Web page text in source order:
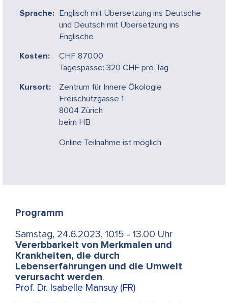
Sprache:
Englisch mit Übersetzung ins Deutsche
und Deutsch mit Übersetzung ins
Englische
Kosten:
CHF 870.00
Tagespässe: 320 CHF pro Tag
Kursort:
Zentrum für Innere Ökologie
Freischützgasse 1
8004 Zürich
beim HB
Online Teilnahme ist möglich
Programm
Samstag, 24.6.2023, 10.15 - 13.00 Uhr
Vererbbarkeit von Merkmalen und
Krankheiten, die durch
Lebenserfahrungen und die Umwelt
verursacht werden.
Prof. Dr. Isabelle Mansuy (FR)